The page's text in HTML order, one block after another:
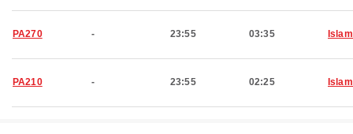
PA270 - 23:55 03:35
PA210 - 23:55 02:25